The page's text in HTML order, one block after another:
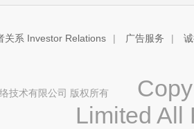
关系 Investor Relations | 广告服务 |
技术有限公司 版权所有
Limited All